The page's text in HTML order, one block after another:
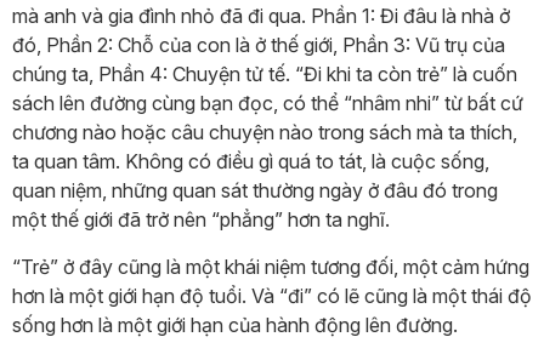
mà anh và gia đình nhỏ đã đi qua. Phần 1: Đi đâu là nhà ở
đó, Phần 2: Chỗ của con là ở thế giới, Phần 3: Vũ trụ của
chúng ta, Phần 4: Chuyện tử tế. “Đi khi ta còn trẻ” là cuốn
sách lên đường cùng bạn đọc, có thể “nhâm nhi” từ bất cứ
chương nào hoặc câu chuyện nào trong sách mà ta thích,
ta quan tâm. Không có điều gì quá to tát, là cuộc sống,
quan niệm, những quan sát thường ngày ở đâu đó trong
một thế giới đã trở nên “phẳng” hơn ta nghĩ.
“Trẻ” ở đây cũng là một khái niệm tương đối, một cảm hứng
hơn là một giới hạn độ tuổi. Và “đi” có lẽ cũng là một thái độ
sống hơn là một giới hạn của hành động lên đường.